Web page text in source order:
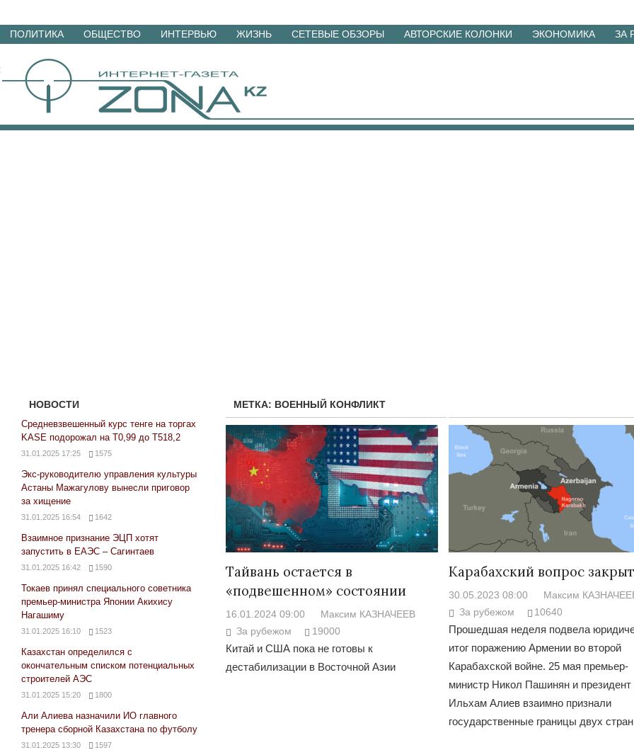
Перейти
материалам
ПОЛИТИКА ОБЩЕСТВО ИНТЕРВЬЮ ЖИЗНЬ СЕТЕВЫЕ ОБЗОРЫ АВТОРСКИЕ КОЛОНКИ ЭКОНОМИКА ЗА
МЕТКА: ВОЕННЫЙ КОНФЛИКТ
Тайвань остается в
«подвешенном» состоянии
16.01.2024 09:00
Максим КАЗНАЧЕЕВ
За рубежом
19000
Китай и США пока не готовы к
дестабилизации в Восточной Азии
Карабахский вопрос закрыт
30.05.2023 08:00
Максим
За рубежом
10640
Прошедшая неделя подвела
итог поражению Армении во второй
Карабахской войне. 25 мая премьер-
министр Никол Пашинян и президент
Ильхам Алиев взаимно признали
государственные границы двух стран
НОВОСТИ
Средневзвешенный курс тенге на торгах
KASE подорожал на Т0,99 до Т518,2
31.01.2025 17:25 1575
Экс-руководителю управления культуры
Астаны Мажагулову вынесли приговор
за хищение
31.01.2025 16:54 1642
Взаимное признание ЭЦП хотят
запустить в ЕАЭС – Сагинтаев
31.01.2025 16:42 1590
Токаев принял специального советника
премьер-министра Японии Акихису
Нагашиму
31.01.2025 16:10 1523
Казахстан определился с
окончательным списком потенциальных
строителей АЭС
31.01.2025 15:20 1800
Али Алиева назначили ИО главного
тренера сборной Казахстана по футболу
31.01.2025 13:30 1597
Народ выбрал свет
Странная
мошенниками
Война